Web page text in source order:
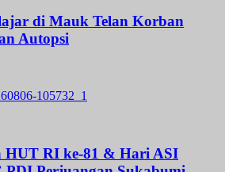
di Mauk Telan Korban
Autopsi
HUT RI ke-81 & Hari ASI